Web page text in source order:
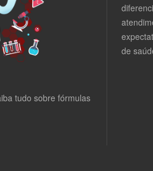
tudo sobre fórmulas
de